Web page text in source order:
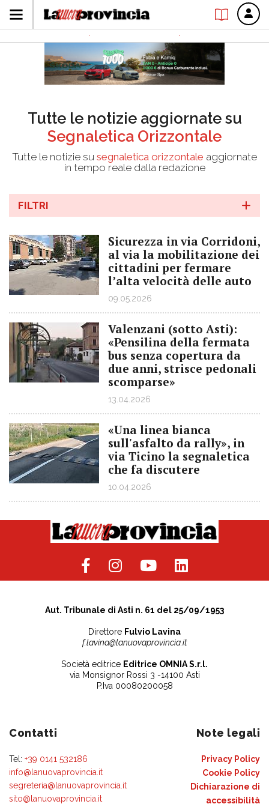
Tutte le notizie aggiornate su
Segnaletica Orizzontale
Tutte le notizie su segnaletica orizzontale aggiornate
in tempo reale dalla redazione
FILTRI
Sicurezza in via Corridoni,
al via la mobilitazione dei
cittadini per fermare
l’alta velocità delle auto
09.05.2026
Valenzani (sotto Asti):
«Pensilina della fermata
bus senza copertura da
due anni, strisce pedonali
scomparse»
13.04.2026
«Una linea bianca
sull'asfalto da rally», in
via Ticino la segnaletica
che fa discutere
10.04.2026
Aut. Tribunale di Asti n. 61 del 25/09/1953
Direttore Fulvio Lavina
f.lavina@lanuovaprovincia.it
Società editrice Editrice OMNIA S.r.l.
via Monsignor Rossi 3 -14100 Asti
P.Iva 00080200058
Contatti
Tel: +39 0141 532186
info@lanuovaprovincia.it
segreteria@lanuovaprovincia.it
sito@lanuovaprovincia.it
Note legali
Privacy Policy
Cookie Policy
Dichiarazione di
accessibilità